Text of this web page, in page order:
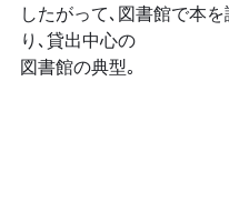
したがって､図書館で本
り､貸出中心の
図書館の典型｡